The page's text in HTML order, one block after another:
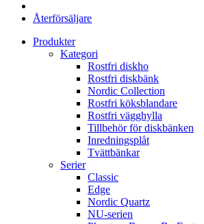
Återförsäljare
Produkter
Kategori
Rostfri diskho
Rostfri diskbänk
Nordic Collection
Rostfri köksblandare
Rostfri vägghylla
Tillbehör för diskbänken
Inredningsplåt
Tvättbänkar
Serier
Classic
Edge
Nordic Quartz
NU-serien